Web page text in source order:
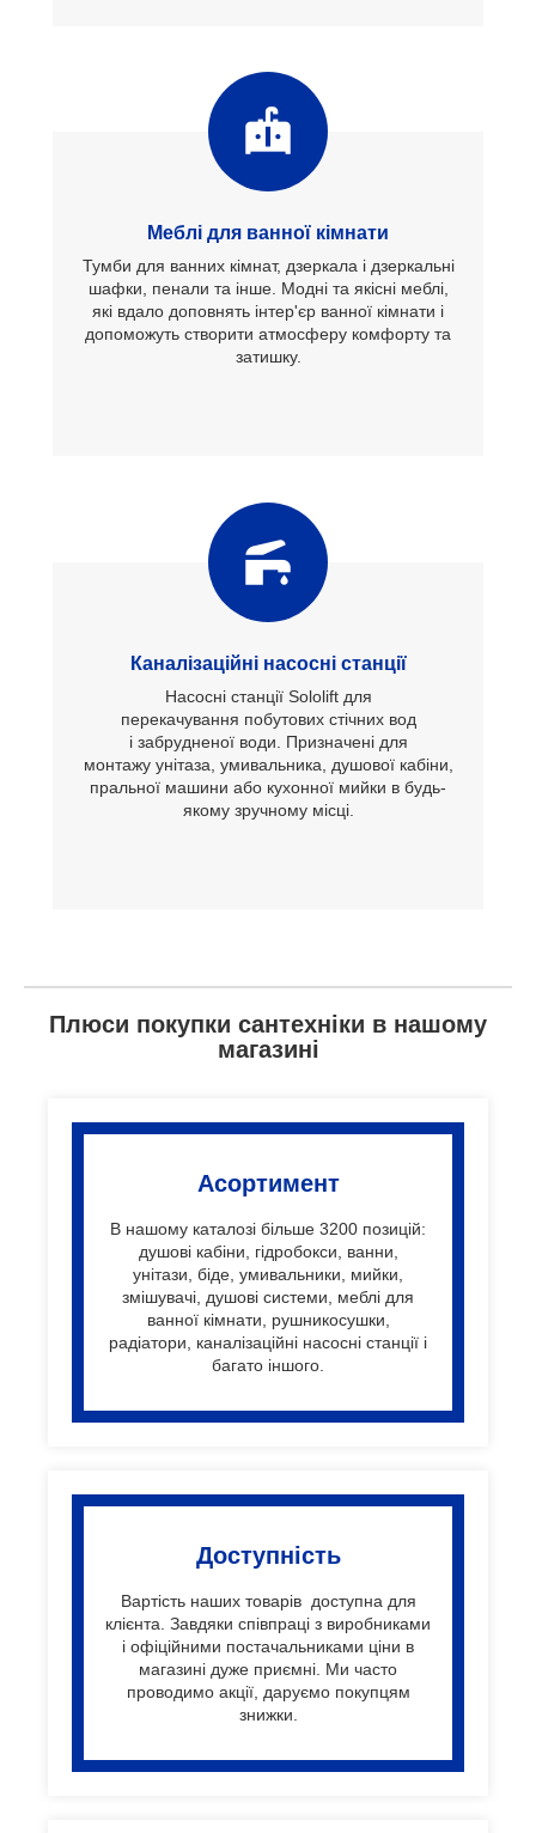
Меблі для ванної кімнати
Тумби для ванних кімнат, дзеркала і дзеркальні
шафки, пенали та інше. Модні та якісні меблі,
які вдало доповнять інтер'єр ванної кімнати і
допоможуть створити атмосферу комфорту та
затишку.
Каналізаційні насосні станції
Насосні станції Sololift для
перекачування побутових стічних вод
і забрудненої води. Призначені для
монтажу унітаза, умивальника, душової кабіни,
пральної машини або кухонної мийки в будь-
якому зручному місці.
Плюси покупки сантехніки в нашому
магазині
Асортимент
В нашому каталозі більше 3200 позицій:
душові кабіни, гідробокси, ванни,
унітази, біде, умивальники, мийки,
змішувачі, душові системи, меблі для
ванної кімнати, рушникосушки,
радіатори, каналізаційні насосні станції і
багато іншого.
Доступність
Вартість наших товарів доступна для
клієнта. Завдяки співпраці з виробниками
і офіційними постачальниками ціни в
магазині дуже приємні. Ми часто
проводимо акції, даруємо покупцям
знижки.